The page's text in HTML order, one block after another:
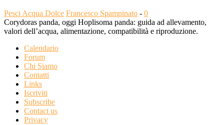
Pesci Acqua Dolce Francesco Spampinato - 0
Corydoras panda, oggi Hoplisoma panda: guida ad allevamento,
valori dell’acqua, alimentazione, compatibilità e riproduzione.
Calendario
Forum
Chi Siamo
Contatti
Links
Iscriviti
Subscribe
Contact us
Privacy